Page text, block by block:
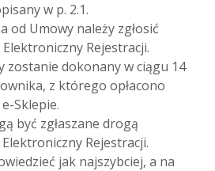
w p. 2.1.
od Umowy należy zgłosić
Rejestracji.
zostanie dokonany w ciągu 14
z którego opłacono
Sklepie.
być zgłaszane drogą
Rejestracji.
jak najszybciej, a na